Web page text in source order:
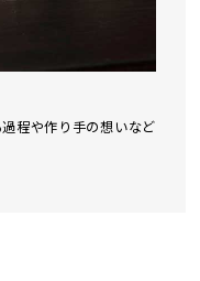
程や作り⼿の想いなど